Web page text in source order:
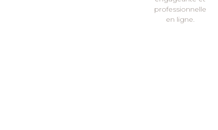
professionnelle
en ligne.